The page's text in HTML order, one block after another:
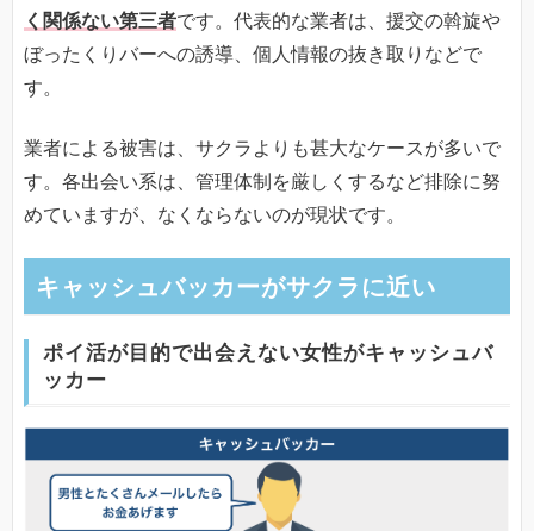
く関係ない第三者です。代表的な業者は、援交の斡旋や
ぼったくりバーへの誘導、個人情報の抜き取りなどで
す。
業者による被害は、サクラよりも甚大なケースが多いで
す。各出会い系は、管理体制を厳しくするなど排除に努
めていますが、なくならないのが現状です。
キャッシュバッカーがサクラに近い
ポイ活が目的で出会えない女性がキャッシュバ
ッカー